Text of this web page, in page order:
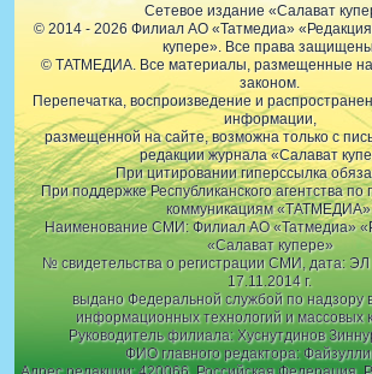
Сетевое издание «Салават
© 2014 - 2026 Филиал АО «Татмедиа»
купере». Все права
© ТАТМЕДИА. Все материалы, размещенные
законом.
Перепечатка, воспроизведение и
информации,
размещенной на сайте, возможна только с
редакции журнала «Салават
При цитировании гиперссылка
При поддержке Республиканского агентства
коммуникациям
Наименование СМИ: Филиал АО «Татмедиа»
«Салават купере»
№ свидетельства о регистрации СМИ, дата:
17.11.2014 г.
выдано Федеральной службой по надзору
информационных технологий и массовых
Руководитель филиала: Хуснутдинов
ФИО главного редактора: